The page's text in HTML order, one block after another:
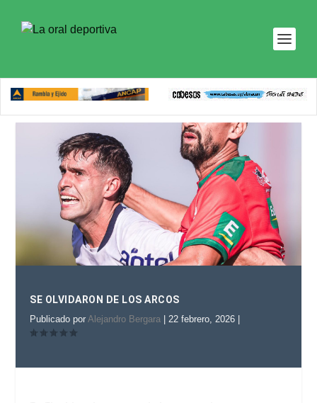
SE OLVIDARON DE LOS ARCOS
Publicado porAlejandro Bergara | 22 febrero, 2026 |